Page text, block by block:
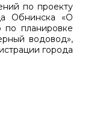
по проекту
Обнинска «О
по планировке
водовод»,
города